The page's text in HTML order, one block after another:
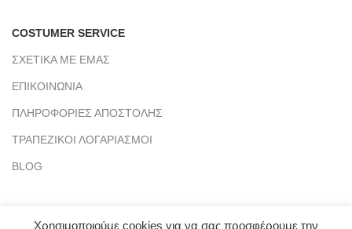
COSTUMER SERVICE
ΣΧΕΤΙΚΑ ΜΕ ΕΜΑΣ
ΕΠΙΚΟΙΝΩΝΙΑ
ΠΛΗΡΟΦΟΡΙΕΣ ΑΠΟΣΤΟΛΗΣ
ΤΡΑΠΕΖΙΚΟΙ ΛΟΓΑΡΙΑΣΜΟΙ
BLOG
Χρησιμοποιούμε cookies για να σας προσφέρουμε την